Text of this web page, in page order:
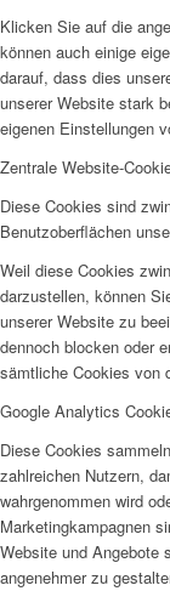
Klicken Sie auf die
können auch einige
darauf, dass dies
unserer Website stark
eigenen Einstellungen
Zentrale Website-
Diese Cookies sind
Benutzoberflächen
Weil diese Cookies
darzustellen, können
unserer Website zu
dennoch blocken oder
sämtliche Cookies von
Google Analytics
Diese Cookies
zahlreichen Nutzern,
wahrgenommen wird
Marketingkampagnen
Website und Angebote
angenehmer zu